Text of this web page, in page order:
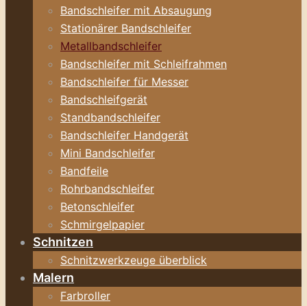
Bandschleifer mit Absaugung
Stationärer Bandschleifer
Metallbandschleifer
Bandschleifer mit Schleifrahmen
Bandschleifer für Messer
Bandschleifgerät
Standbandschleifer
Bandschleifer Handgerät
Mini Bandschleifer
Bandfeile
Rohrbandschleifer
Betonschleifer
Schmirgelpapier
Schnitzen
Schnitzwerkzeuge überblick
Malern
Farbroller